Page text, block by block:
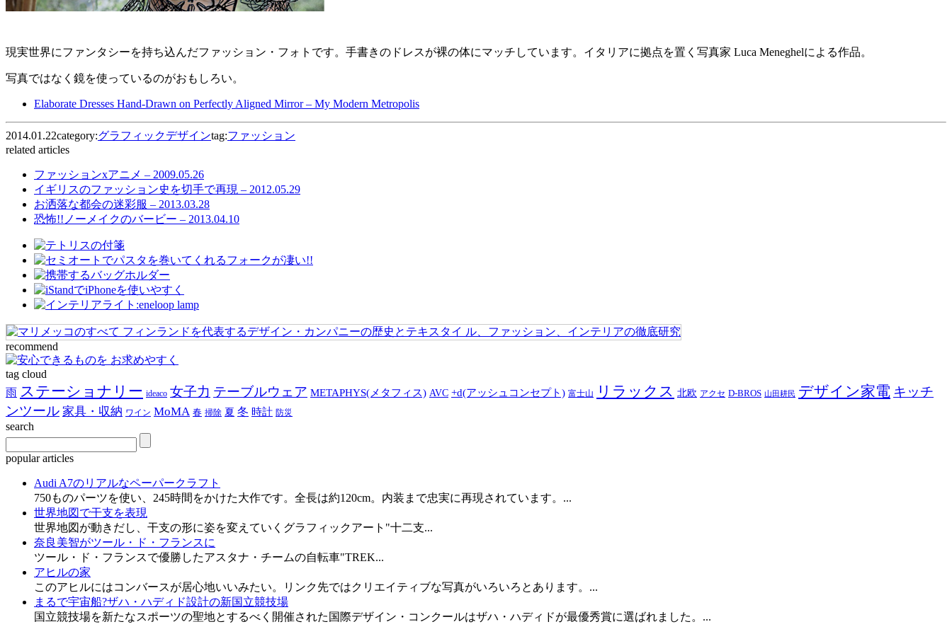
現実世界にファンタシーを持ち込んだファッション・フォトです。手書きのドレスが裸の体にマッチしています。イタリアに拠点を置く写真家 Luca Meneghelによる作品。
写真ではなく鏡を使っているのがおもしろい。
Elaborate Dresses Hand-Drawn on Perfectly Aligned Mirror – My Modern Metropolis
2014.01.22category:グラフィックデザインtag:ファッション
related articles
ファッションxアニメ – 2009.05.26
イギリスのファッション史を切手で再現 – 2012.05.29
お洒落な都会の迷彩服 – 2013.03.28
恐怖!!ノーメイクのバービー – 2013.04.10
recommend
tag cloud
雨 ステーショナリー ideaco 女子力 テーブルウェア METAPHYS(メタフィス) AVC +d(アッシュコンセプト) 富士山 リラックス 北欧 アクセ D-BROS 山田耕民 デザイン家電 キッチ
ンツール 家具・収納 ワイン MoMA 春 掃除 夏 冬 時計 防災
search
popular articles
Audi A7のリアルなペーパークラフト
750ものパーツを使い、245時間をかけた大作です。全長は約120cm。内装まで忠実に再現されています。...
世界地図で干支を表現
世界地図が動きだし、干支の形に姿を変えていくグラフィックアート"十二支...
奈良美智がツール・ド・フランスに
ツール・ド・フランスで優勝したアスタナ・チームの自転車"TREK...
アヒルの家
このアヒルにはコンバースが居心地いいみたい。リンク先ではクリエイティブな写真がいろいろとあります。...
まるで宇宙船?ザハ・ハディド設計の新国立競技場
国立競技場を新たなスポーツの聖地とするべく開催された国際デザイン・コンクールはザハ・ハディドが最優秀賞に選ばれました。...